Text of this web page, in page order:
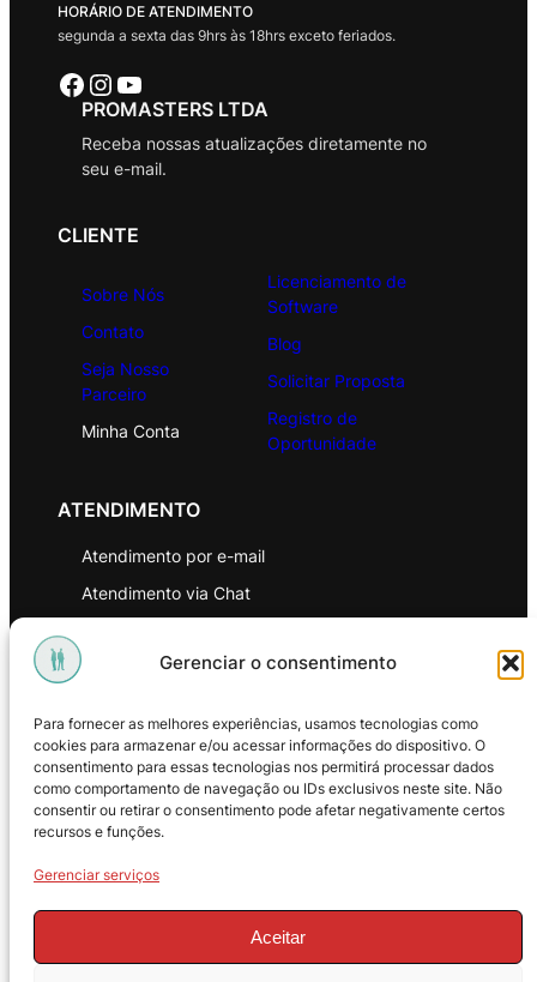
Gerenciar o consentimento
Para fornecer as melhores experiências, usamos tecnologias como
cookies para armazenar e/ou acessar informações do dispositivo. O
consentimento para essas tecnologias nos permitirá processar dados
como comportamento de navegação ou IDs exclusivos neste site. Não
consentir ou retirar o consentimento pode afetar negativamente certos
recursos e funções.
Gerenciar serviços
Aceitar
HORÁRIO DE ATENDIMENTO
segunda a sexta das 9hrs às 18hrs exceto feriados.
Facebook Instagram Youtube
PROMASTERS LTDA
Receba nossas atualizações diretamente no
seu e-mail.
CLIENTE
Sobre Nós
Contato
Seja Nosso
Parceiro
Minha Conta
Licenciamento de
Software
Blog
Solicitar Proposta
Registro de
Oportunidade
ATENDIMENTO
Atendimento por e-mail
Atendimento via Chat
Política de Privacidade
Política de Troca e Devoluções
Política de Reembolso